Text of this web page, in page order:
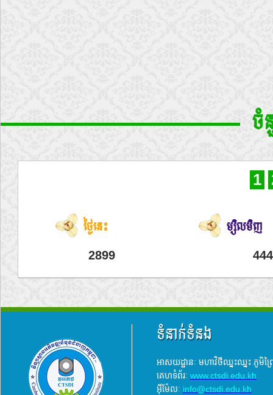
ចំ
1
ថ្ងៃនេះ
2899
ម្សិលមិញ
ទំនាក់ទំនង
អាសយដ្ឋានៈ មហាវិថីឈ្នះឈ្នះ ភូមិ
គេហទំព័រៈ www.ctsdi.edu.kh
អ៊ីម៉ែលៈ info@ctsdi.edu.kh​